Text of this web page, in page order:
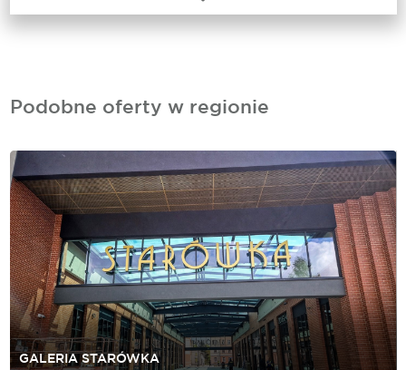
Podobne oferty w regionie
GALERIA STARÓWKA